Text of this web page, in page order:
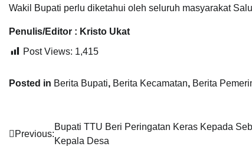
Wakil Bupati perlu diketahui oleh seluruh masyarakat
Penulis/Editor : Kristo Ukat
Post Views: 1,415
Posted in Berita Bupati, Berita Kecamatan, Berita
Post
navigation
Previous:
Bupati TTU Beri Peringatan Keras Kepada
Kepala Desa